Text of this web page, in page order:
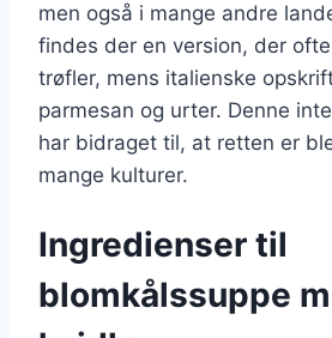
men også i mange andre
findes der en version, der
trøfler, mens italienske
parmesan og urter. Denne
har bidraget til, at retten er
mange kulturer.
Ingredienser til
blomkålssuppe